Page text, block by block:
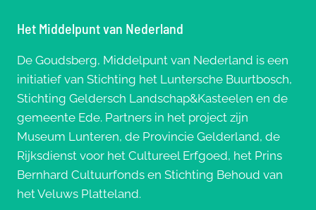
Het Middelpunt van Nederland
De Goudsberg, Middelpunt van Nederland is een
initiatief van Stichting het Luntersche Buurtbosch,
Stichting Geldersch Landschap&Kasteelen en de
gemeente Ede. Partners in het project zijn
Museum Lunteren, de Provincie Gelderland, de
Rijksdienst voor het Cultureel Erfgoed, het Prins
Bernhard Cultuurfonds en Stichting Behoud van
het Veluws Platteland.